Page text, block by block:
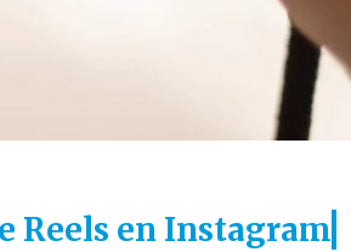
Reels en Instagram